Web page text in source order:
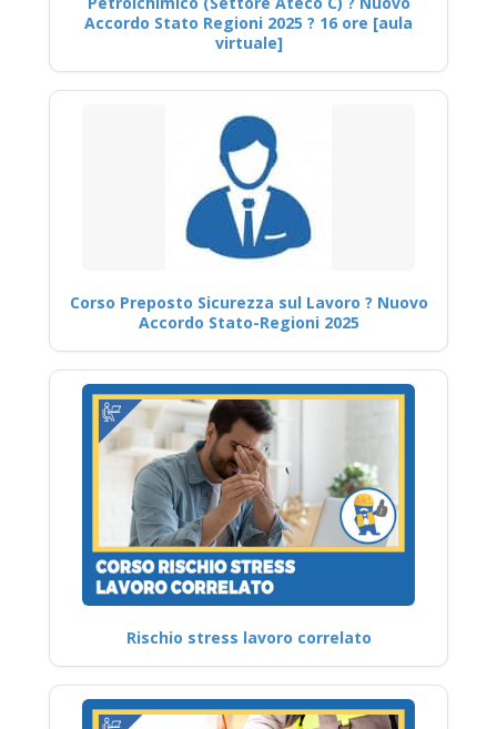
Accordo Stato Regioni 2025 ? 16 ore [aula
virtuale]
Corso Preposto Sicurezza sul Lavoro ? Nuovo
Accordo Stato-Regioni 2025
Rischio stress lavoro correlato